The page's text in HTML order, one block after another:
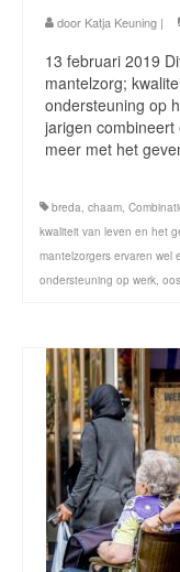
door Katja Keuning |
13 februari 2019
mantelzorg;
ondersteuning op
jarigen
meer met het
breda, chaam,
kwaliteit van leven en het
mantelzorgers ervaren wel
ondersteuning op werk,